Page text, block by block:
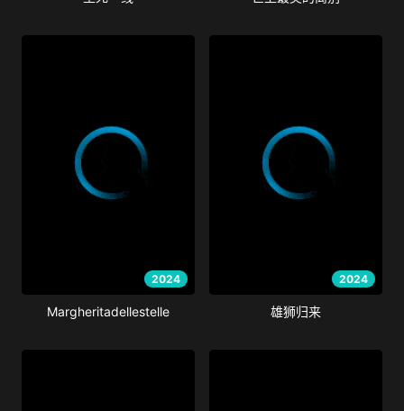
2024
Margheritadellestelle
2024
雄狮归来